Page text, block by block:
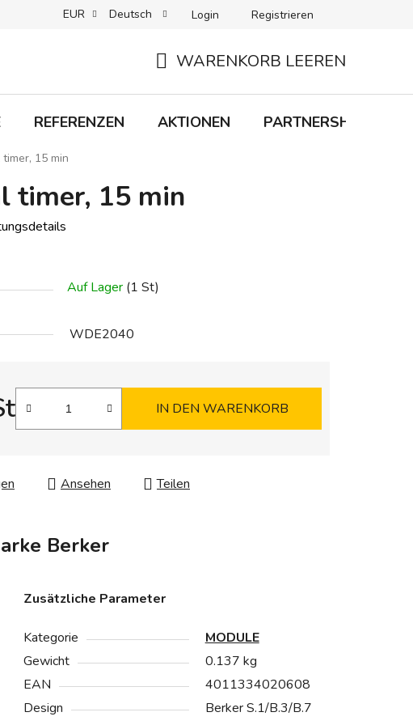
ABHOLUNG + LIEFERUNG RÜCKGABEN B2C-BEDINGUNGEN
EUR Deutsch Login Registrieren
WARENKORB LEEREN
REFERENZEN AKTIONEN PARTNERSHIP
15 min
timer, 15 min
Auf Lager (1 St)
WDE2040
IN DEN WARENKORB
Ansehen Teilen
Berker
Zusätzliche Parameter
Kategorie
MODULE
Gewicht
0.137 kg
EAN
4011334020608
Design
Berker S.1/B.3/B.7